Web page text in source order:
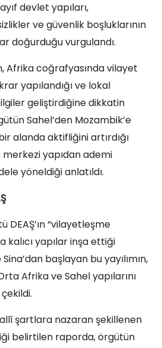
devlet yapıları,
ve güvenlik boşluklarının
doğurduğu vurgulandı.
Afrika coğrafyasında vilayet
yapılandığı ve lokal
geliştirdiğine dikkatin
Sahel’den Mozambik’e
alanda aktifliğini artırdığı
yapıdan ademi
yöneldiği anlatıldı.
“vilayetleşme
kalıcı yapılar inşa ettiği
başlayan bu yayılımın,
Afrika ve Sahel yapılarını
şartlara nazaran şekillenen
belirtilen raporda, örgütün